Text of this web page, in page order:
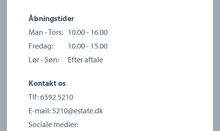
Åbningstider
Man - Tors: 10.00 - 16.00
Fredag:
10.00 - 15.00
Lør - Søn:
Efter aftale
Kontakt os
Tlf:6592 5210
E-mail:5210@estate.dk
Sociale medier: